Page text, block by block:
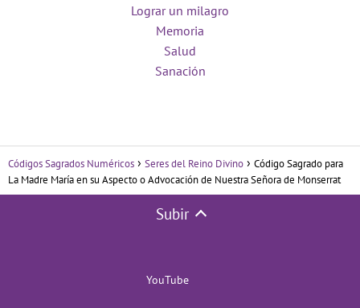
Lograr un milagro
Memoria
Salud
Sanación
Códigos Sagrados Numéricos Seres del Reino Divino
Código Sagrado para
La Madre María en su Aspecto o Advocación de Nuestra Señora de Monserrat
Subir
YouTube